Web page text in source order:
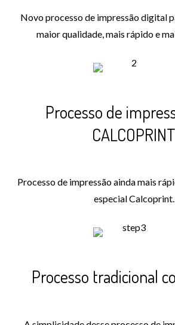
Novo processo de impressão digital
maior qualidade, mais rápido e
Processo de
CALCOPRINT
Processo de impressão ainda mais
especial Calcoprint.
Processo tradicional